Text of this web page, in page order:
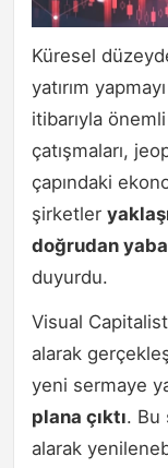
Küresel
yatırım
itibarıyla
çatışmaları,
çapındaki
şirketler
doğrudan
duyurdu.
Visual
alarak
yeni sermaye
plana çıktı. Bu
alarak